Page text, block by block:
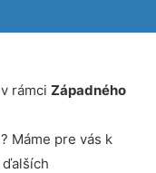
rámci Západného
Máme pre vás k